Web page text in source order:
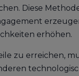
Diese
erhöhen.
zu erreichen,